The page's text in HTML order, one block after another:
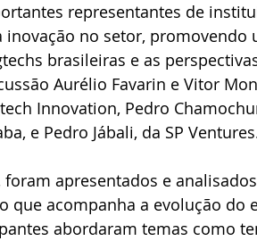
representantes de
inovação no setor,
brasileiras e as
Aurélio Favarin e Vitor
Innovation, Pedro
e Pedro Jábali, da SP
apresentados e
que acompanha a evolução do
abordaram temas como